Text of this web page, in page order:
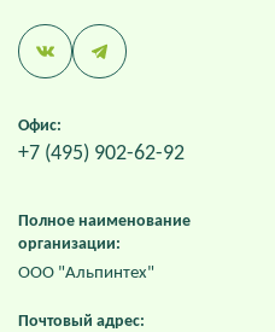
Офис:
+7 (495) 902-62-92
Полное наименование
организации:
ООО "Альпинтех"
Почтовый адрес: